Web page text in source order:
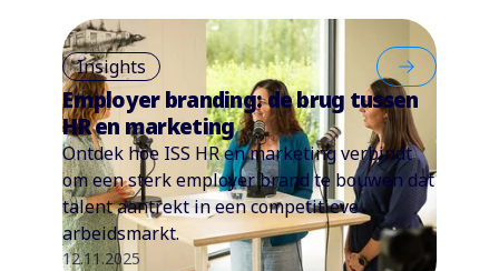
Insights
Employer branding: de brug tussen
HR en marketing
Ontdek hoe ISS HR en marketing verbindt
om een sterk employer brand te bouwen dat
talent aantrekt in een competitieve
arbeidsmarkt.
12.11.2025